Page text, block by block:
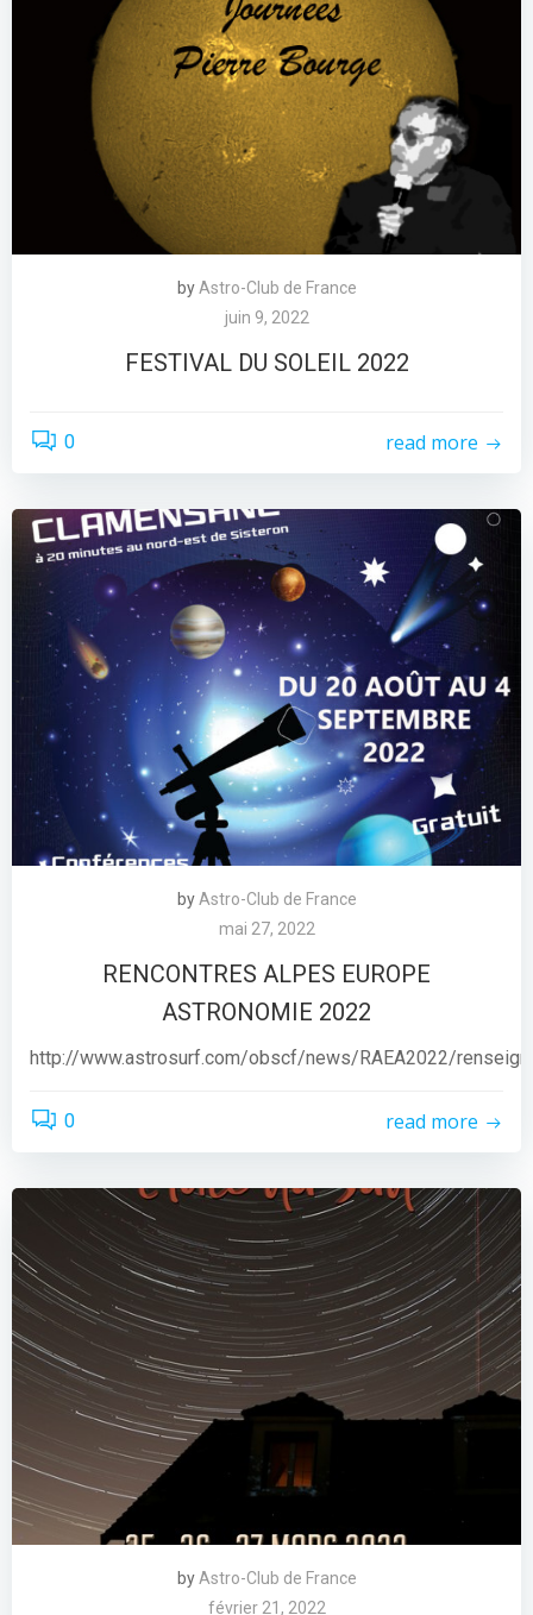
by Astro-Club de France
juin 9, 2022
FESTIVAL DU SOLEIL 2022
0 read more
by Astro-Club de France
mai 27, 2022
RENCONTRES ALPES EUROPE
ASTRONOMIE 2022
http://www.astrosurf.com/obscf/news/RAEA2022/
0 read more
by Astro-Club de France
février 21, 2022